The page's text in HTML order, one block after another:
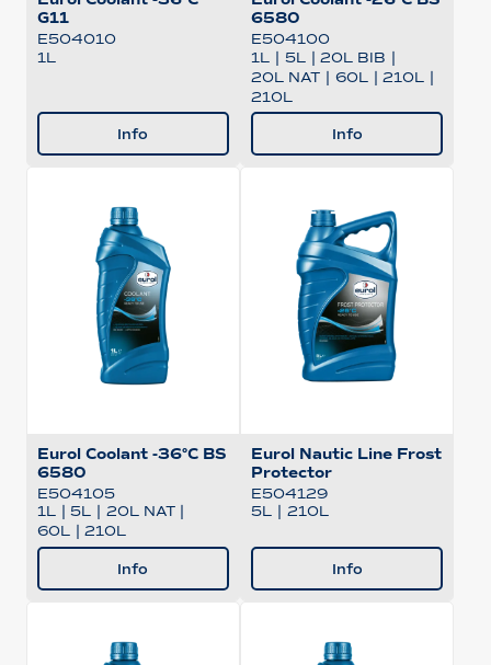
G11
E504010
1L
Info
6580
E504100
1L | 5L | 20L BIB |
20L NAT | 60L | 210L |
210L
Info
Eurol Coolant -36°C BS
6580
E504105
1L
5L 20L NAT
60L
210L
Info
Eurol Nautic Line Frost
Protector
E504129
5L
210L
Info